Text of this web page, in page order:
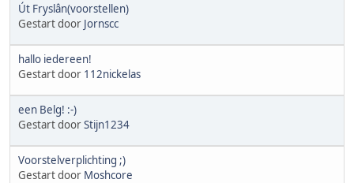
Út Fryslân(voorstellen)
Gestart door Jornscc
hallo iedereen!
Gestart door 112nickelas
een Belg! :-)
Gestart doorStijn1234
Voorstelverplichting ;)
Gestart door Moshcore